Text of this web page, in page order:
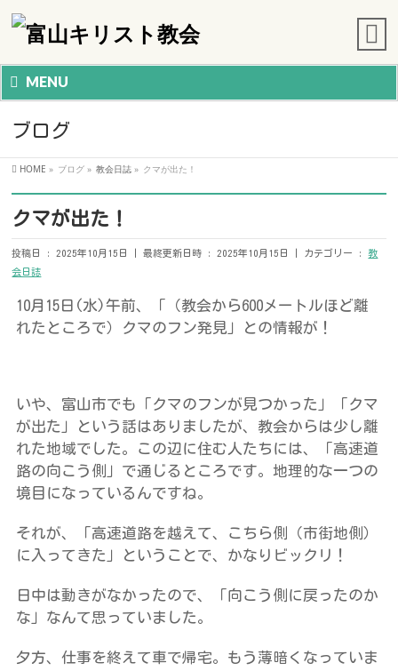
MENU
ブログ
HOME » ブログ » 教会日誌 » クマが出た！
クマが出た！
投稿日 : 2025年10月15日 最終更新日時 : 2025年10月15日 カテゴリー : 教
会日誌
10月15日(水)午前、「（教会から600メートルほど離
れたところで）クマのフン発見」との情報が！
いや、富山市でも「クマのフンが見つかった」「クマ
が出た」という話はありましたが、教会からは少し離
れた地域でした。この辺に住む人たちには、「高速道
路の向こう側」で通じるところです。地理的な一つの
境目になっているんですね。
それが、「高速道路を越えて、こちら側（市街地側）
に入ってきた」ということで、かなりビックリ！
日中は動きがなかったので、「向こう側に戻ったのか
な」なんて思っていました。
夕方、仕事を終えて車で帰宅。もう薄暗くなっていま